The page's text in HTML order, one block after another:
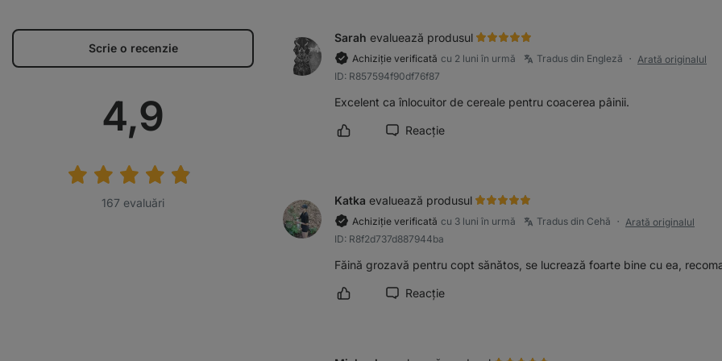
Scrie o recenzie
Evaluare
medie:
4,9
167 evaluări
Sarah evaluează produsul
Achiziție verificată cu 2 luni în urmă Tradus din Engleză ●
Arată originalul
ID: R857594f90df76f87
Excelent ca înlocuitor de cereale pentru coacerea pâinii.
Marcați recenzia ca fiind utilă
Reacție
Katka evaluează produsul
Achiziție verificată cu 3 luni în urmă Tradus din Cehă ●
Arată originalul
ID: R8f2d737d887944ba
Făină grozavă pentru copt sănătos, se lucrează foarte bine cu ea,
Marcați recenzia ca fiind utilă
Reacție